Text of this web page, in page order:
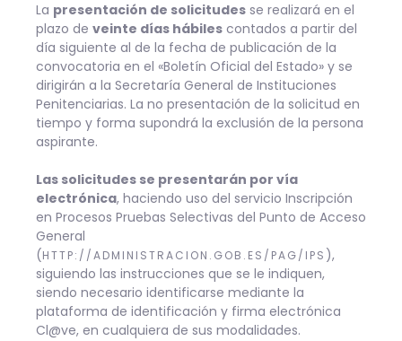
La presentación de solicitudes se realizará en el
plazo de veinte días hábiles contados a partir del
día siguiente al de la fecha de publicación de la
convocatoria en el «Boletín Oficial del Estado» y se
dirigirán a la Secretaría General de Instituciones
Penitenciarias. La no presentación de la solicitud en
tiempo y forma supondrá la exclusión de la persona
aspirante.
Las solicitudes se presentarán por vía
electrónica, haciendo uso del servicio Inscripción
en Procesos Pruebas Selectivas del Punto de Acceso
General
(HTTP://ADMINISTRACION.GOB.ES/PAG/IPS ),
siguiendo las instrucciones que se le indiquen,
siendo necesario identificarse mediante la
plataforma de identificación y firma electrónica
Cl@ve, en cualquiera de sus modalidades.